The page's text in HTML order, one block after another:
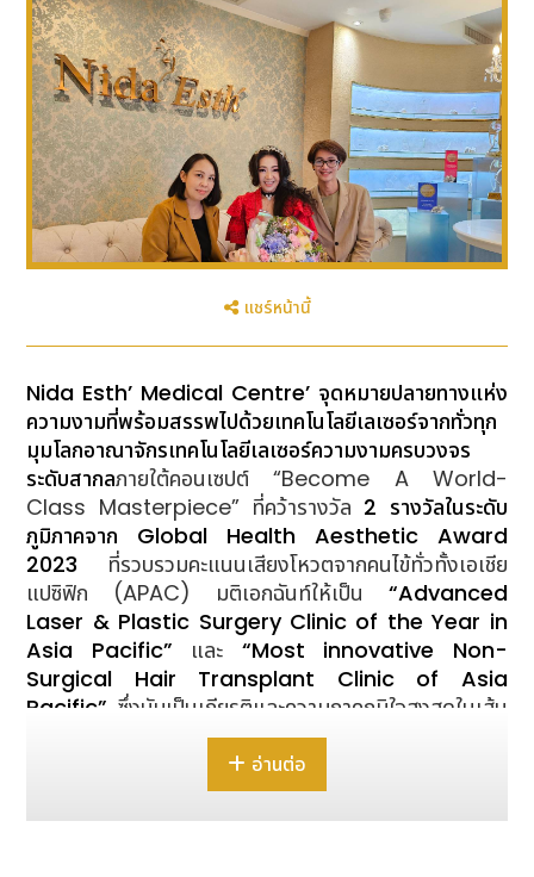
แชร์หน้านี้
Nida Esth’ Medical Centre’ จุดหมายปลายทางแห่ง
ความงามที่พร้อมสรรพไปด้วยเทคโนโลยีเลเซอร์จากทั่วทุก
มุมโลกอาณาจักรเทคโนโลยีเลเซอร์ความงามครบวงจร
ระดับสากลภายใต้คอนเซปต์ “Become A World-
Class Masterpiece” ที่คว้ารางวัล 2 รางวัลในระดับ
ภูมิภาคจาก Global Health Aesthetic Award
2023 ที่รวบรวมคะแนนเสียงโหวตจากคนไข้ทั่วทั้งเอเชีย
แปซิฟิก (APAC) มติเอกฉันท์ให้เป็น “Advanced
Laser & Plastic Surgery Clinic of the Year in
Asia Pacific” และ “Most innovative Non-
Surgical Hair Transplant Clinic of Asia
Pacific” ซึ่งนับเป็นเกียรติและความภาคภูมิใจสูงสุดในเส้น
ทางแห่งการรังสรรค์ความงามมากว่า 24 ปี
จากความสำเร็จอย่างล้นหลามจากบทความทางการ
อ่านต่อ